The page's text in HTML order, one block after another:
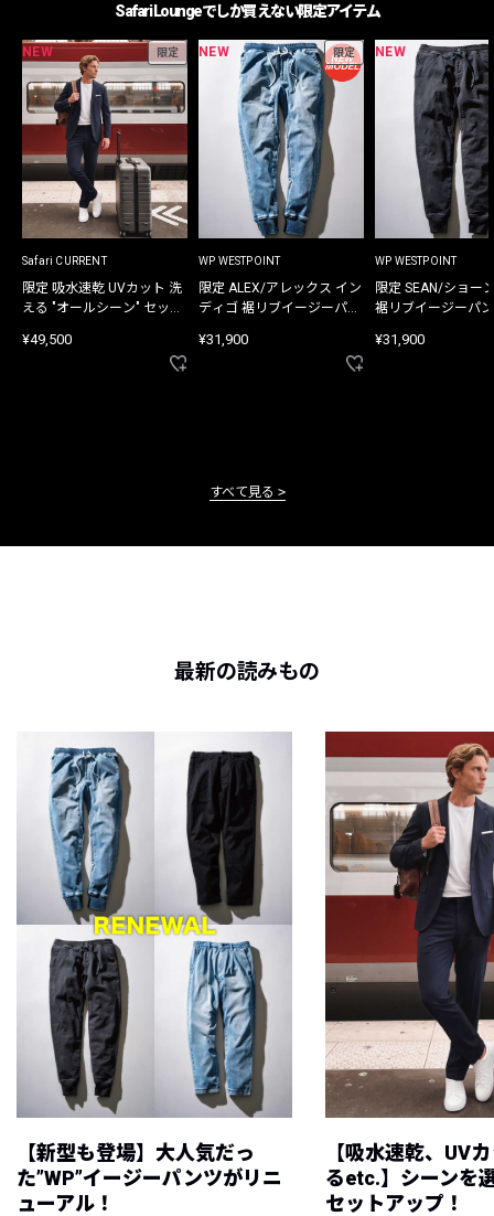
Safari Loungeでしか買えない限定アイテム
NEW 限定
Safari CURRENT
限定 吸水速乾 UVカット 洗
える "オールシーン" セット
¥49,500
NEW 限定
WP WESTPOINT
限定 ALEX/アレックス イン
ディゴ 裾リブイージーパン
¥31,900
NEW
WP WESTPOINT
限定 SEAN/ショー
裾リブイージーパ
¥31,900
すべて見る
最新の読みもの
【新型も登場】大人気だっ
た”WP”イージーパンツがリニ
ューアル！
【吸水速乾、UV
るetc.】シーンを
セットアップ！